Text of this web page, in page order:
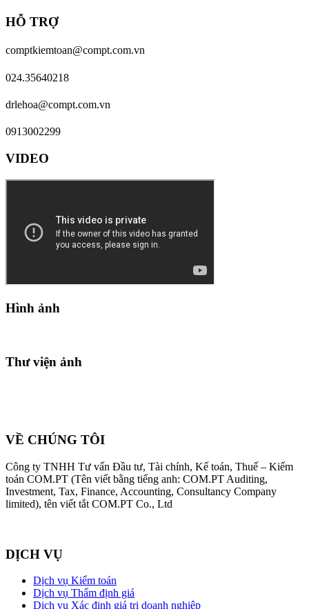
HỖ TRỢ
comptkiemtoan@compt.com.vn
024.35640218
drlehoa@compt.com.vn
0913002299
VIDEO
Hình ảnh
Thư viện ảnh
VỀ CHÚNG TÔI
Công ty TNHH Tư vấn Đầu tư, Tài chính, Kế toán, Thuế – Kiểm
toán COM.PT (Tên viết bằng tiếng anh: COM.PT Auditing,
Investment, Tax, Finance, Accounting, Consultancy Company
limited), tên viết tắt COM.PT Co., Ltd
DỊCH VỤ
Dịch vụ Kiểm toán
Dịch vụ Thẩm định giá
Dịch vụ Xác định giá trị doanh nghiệp